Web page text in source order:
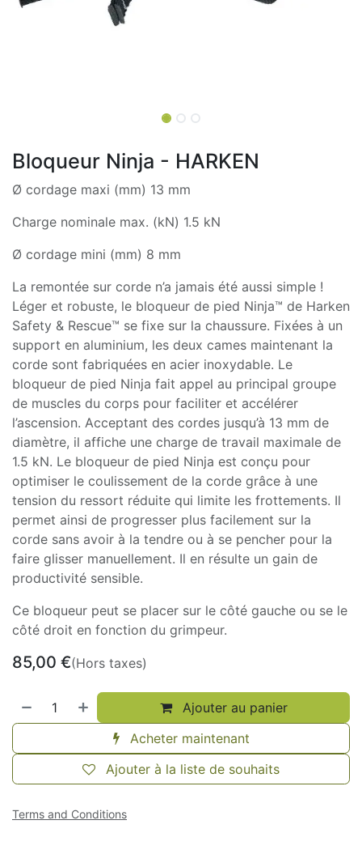
Bloqueur Ninja - HARKEN
Ø cordage maxi (mm) 13 mm
Charge nominale max. (kN) 1.5 kN
Ø cordage mini (mm) 8 mm
La remontée sur corde n’a jamais été aussi simple !
Léger et robuste, le bloqueur de pied Ninja™ de Harken
Safety & Rescue™ se fixe sur la chaussure. Fixées à un
support en aluminium, les deux cames maintenant la
corde sont fabriquées en acier inoxydable. Le
bloqueur de pied Ninja fait appel au principal groupe
de muscles du corps pour faciliter et accélérer
l’ascension. Acceptant des cordes jusqu’à 13 mm de
diamètre, il affiche une charge de travail maximale de
1.5 kN. Le bloqueur de pied Ninja est conçu pour
optimiser le coulissement de la corde grâce à une
tension du ressort réduite qui limite les frottements. Il
permet ainsi de progresser plus facilement sur la
corde sans avoir à la tendre ou à se pencher pour la
faire glisser manuellement. Il en résulte un gain de
productivité sensible.
Ce bloqueur peut se placer sur le côté gauche ou se le
côté droit en fonction du grimpeur.
85,00 €(Hors taxes)
Ajouter au panier
Acheter maintenant
Ajouter à la liste de souhaits
Terms and Conditions